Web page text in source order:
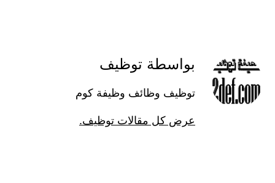
بواسطة توظيف
توظيف وظائف وظيفة كوم
عرض كل مقالات توظيف.